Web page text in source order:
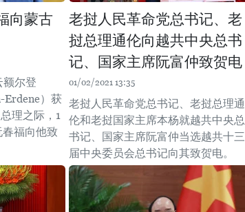
向蒙古
额尔登
Erdene）获
理之际，1
福向他致
老挝人民革命党总书记、老
挝总理通伦向越共中央总书
记、国家主席阮富仲致贺电
01/02/2021 13:35
老挝人民革命党总书记、老挝总理通
伦和老挝国家主席本杨就越共中央总
书记、国家主席阮富仲当选越共十三
届中央委员会总书记向其致贺电。